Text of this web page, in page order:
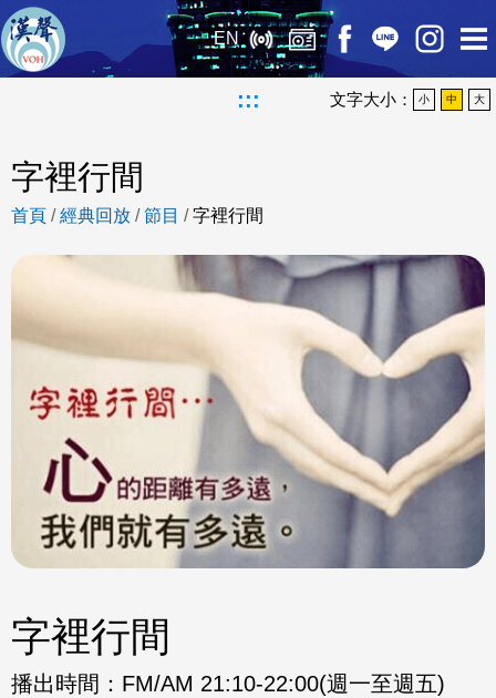
EN
::: 文字大小： 小 中 大
字裡行間
首頁 /經典回放 /節目 /字裡行間
字裡行間
播出時間： FM/AM 21:10-22:00(週一至週五)